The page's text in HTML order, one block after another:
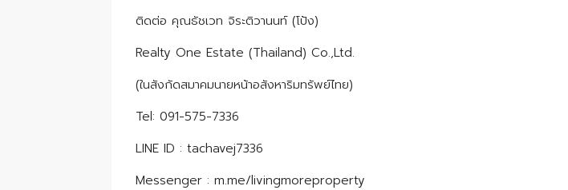
ติดต่อ คุณธัชเวท จิระติวานนท์ (โป้ง)
Realty One Estate (Thailand) Co.,Ltd.
(ในสังกัดสมาคมนายหน้าอสังหาริมทรัพย์ไทย)
Tel: 091-575-7336
LINE ID : tachavej7336
Messenger : m.me/livingmoreproperty